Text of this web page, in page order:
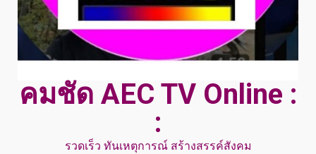
คมชัด AEC TV Online :
:
รวดเร็ว ทันเหตุการณ์ สร้างสรรค์สังคม